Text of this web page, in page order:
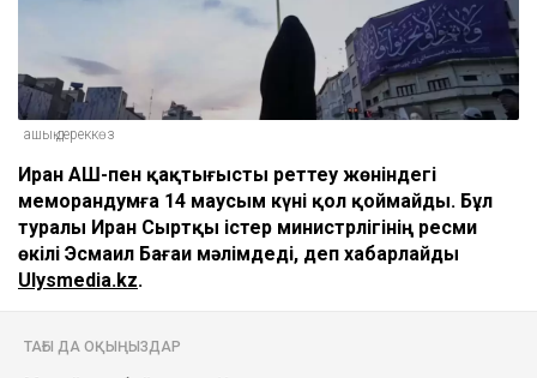
ашық дереккөз
Иран АҚШ-пен қақтығысты реттеу жөніндегі
меморандумға 14 маусым күні қол қоймайды. Бұл
туралы Иран Сыртқы істер министрлігінің ресми
өкілі Эсмаил Бағаи мәлімдеді, деп хабарлайды
Ulysmedia.kz.
ТАҒЫ ДА ОҚЫҢЫЗДАР